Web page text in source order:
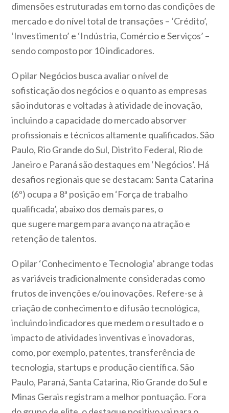
dimensões estruturadas em torno das condições de
mercado e do nível total de transações – ‘Crédito’,
‘Investimento’ e ‘Indústria, Comércio e Serviços’ –
sendo composto por 10 indicadores.
O pilar Negócios busca avaliar o nível de
sofisticação dos negócios e o quanto as empresas
são indutoras e voltadas à atividade de inovação,
incluindo a capacidade do mercado absorver
profissionais e técnicos altamente qualificados. São
Paulo, Rio Grande do Sul, Distrito Federal, Rio de
Janeiro e Paraná são destaques em ‘Negócios’. Há
desafios regionais que se destacam: Santa Catarina
(6º) ocupa a 8ª posição em ‘Força de trabalho
qualificada’, abaixo dos demais pares, o
que sugere margem para avanço na atração e
retenção de talentos.
O pilar ‘Conhecimento e Tecnologia’ abrange todas
as variáveis tradicionalmente consideradas como
frutos de invenções e/ou inovações. Refere-se à
criação de conhecimento e difusão tecnológica,
incluindo indicadores que medem o resultado e o
impacto de atividades inventivas e inovadoras,
como, por exemplo, patentes, transferência de
tecnologia, startups e produção científica. São
Paulo, Paraná, Santa Catarina, Rio Grande do Sul e
Minas Gerais registram a melhor pontuação. Fora